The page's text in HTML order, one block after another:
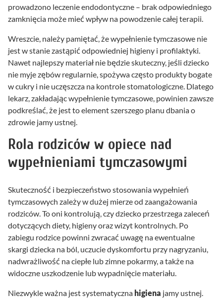
prowadzono leczenie endodontyczne – brak odpowiedniego
zamknięcia może mieć wpływ na powodzenie całej terapii.
Wreszcie, należy pamiętać, że wypełnienie tymczasowe nie
jest w stanie zastąpić odpowiedniej higieny i profilaktyki.
Nawet najlepszy materiał nie będzie skuteczny, jeśli dziecko
nie myje zębów regularnie, spożywa często produkty bogate
w cukry i nie uczęszcza na kontrole stomatologiczne. Dlatego
lekarz, zakładając wypełnienie tymczasowe, powinien zawsze
podkreślać, że jest to element szerszego planu dbania o
zdrowie jamy ustnej.
Rola rodziców w opiece nad
wypełnieniami tymczasowymi
Skuteczność i bezpieczeństwo stosowania wypełnień
tymczasowych zależy w dużej mierze od zaangażowania
rodziców. To oni kontrolują, czy dziecko przestrzega zaleceń
dotyczących diety, higieny oraz wizyt kontrolnych. Po
zabiegu rodzice powinni zwracać uwagę na ewentualne
skargi dziecka na ból, uczucie dyskomfortu przy nagryzaniu,
nadwrażliwość na ciepłe lub zimne pokarmy, a także na
widoczne uszkodzenie lub wypadnięcie materiału.
Niezwykle ważna jest systematyczna higiena jamy ustnej.